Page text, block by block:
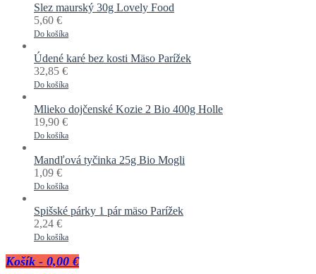
Slez maurský 30g Lovely Food
5,60 €
Do košíka
Údené karé bez kosti Mäso Parížek
32,85 €
Do košíka
Mlieko dojčenské Kozie 2 Bio 400g Holle
19,90 €
Do košíka
Mandľová tyčinka 25g Bio Mogli
1,09 €
Do košíka
Spišské párky 1 pár mäso Parížek
2,24 €
Do košíka
Košík - 0,00 €